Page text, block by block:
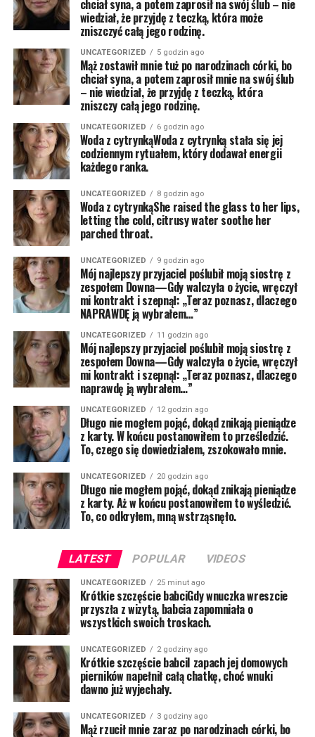
chciał syna, a potem zaprosił na swój ślub – nie
wiedział, że przyjdę z teczką, która może
zniszczyć całą jego rodzinę.
UNCATEGORIZED 5 godzin ago
Mąż zostawił mnie tuż po narodzinach córki, bo
chciał syna, a potem zaprosił mnie na swój ślub
– nie wiedział, że przyjdę z teczką, która
zniszczy całą jego rodzinę.
UNCATEGORIZED 6 godzin ago
Woda z cytrynkąWoda z cytrynką stała się jej
codziennym rytuałem, który dodawał energii
każdego ranka.
UNCATEGORIZED 8 godzin ago
Woda z cytrynkąShe raised the glass to her lips,
letting the cold, citrusy water soothe her
parched throat.
UNCATEGORIZED 9 godzin ago
Mój najlepszy przyjaciel poślubił moją siostrę z
zespołem Downa—Gdy walczyła o życie, wręczył
mi kontrakt i szepnął: „Teraz poznasz, dlaczego
NAPRAWDĘ ją wybrałem…”
UNCATEGORIZED 11 godzin ago
Mój najlepszy przyjaciel poślubił moją siostrę z
zespołem Downa—Gdy walczyła o życie, wręczył
mi kontrakt i szepnął: „Teraz poznasz, dlaczego
naprawdę ją wybrałem…”
UNCATEGORIZED 12 godzin ago
Długo nie mogłem pojąć, dokąd znikają pieniądze
z karty. W końcu postanowiłem to prześledzić.
To, czego się dowiedziałem, zszokowało mnie.
UNCATEGORIZED 20 godzin ago
Długo nie mogłem pojąć, dokąd znikają pieniądze
z karty. Aż w końcu postanowiłem to wyśledzić.
To, co odkryłem, mną wstrząsnęło.
LATEST POPULAR VIDEOS
UNCATEGORIZED 25 minut ago
Krótkie szczęście babciGdy wnuczka wreszcie
przyszła z wizytą, babcia zapomniała o
wszystkich swoich troskach.
UNCATEGORIZED 2 godziny ago
Krótkie szczęście babciI zapach jej domowych
pierników napełnił całą chatkę, choć wnuki
dawno już wyjechały.
UNCATEGORIZED 3 godziny ago
Mąż rzucił mnie zaraz po narodzinach córki, bo